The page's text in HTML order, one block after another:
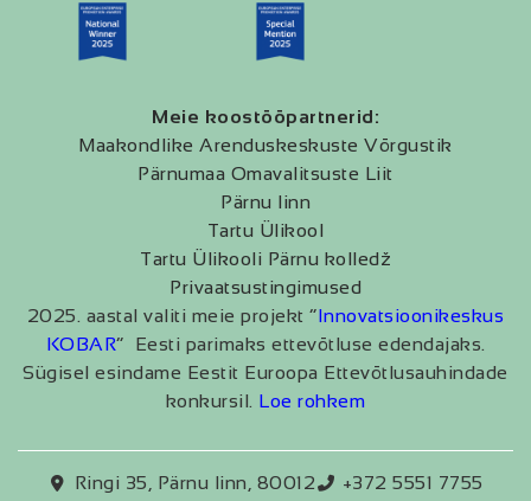
Meie koostööpartnerid:
Maakondlike Arenduskeskuste Võrgustik
Pärnumaa Omavalitsuste Liit
Pärnu linn
Tartu Ülikool
Tartu Ülikooli Pärnu kolledž
Privaatsustingimused
2025. aastal valiti meie projekt “Innovatsioonikeskus
KOBAR” Eesti parimaks ettevõtluse edendajaks.
Sügisel esindame Eestit Euroopa Ettevõtlusauhindade
konkursil. Loe rohkem
Ringi 35, Pärnu linn, 80012 +372 5551 7755